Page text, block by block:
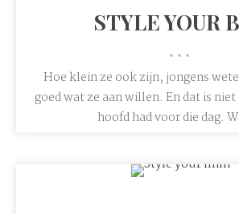
STYLE YOUR
•••
Hoe klein ze ook zijn, jongens
goed wat ze aan willen. En dat is
hoofd had voor die dag.